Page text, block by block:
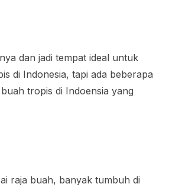
dan jadi tempat ideal untuk
di Indonesia, tapi ada beberapa
tropis di Indoensia yang
raja buah, banyak tumbuh di